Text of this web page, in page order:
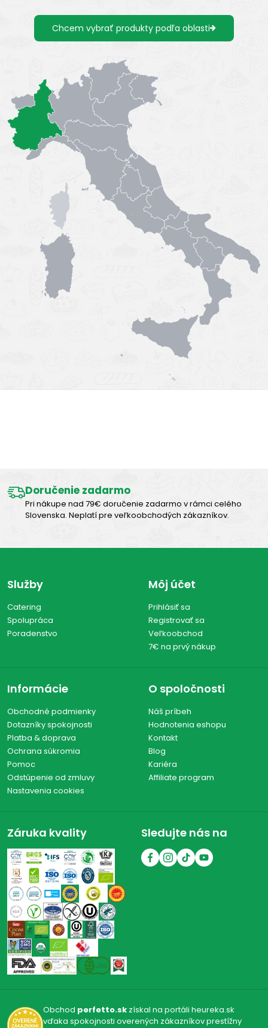
Chcem vybrať produkty podľa oblasti
Doručenie zadarmo
Pri nákupe nad 79€ doručenie zadarmo v rámci celého
Slovenska. Neplatí pre veľkoobchodých zákazníkov.
Služby
Catering
Spolupráca
Poradenstvo
Môj účet
Prihlásiť sa
Registrovať sa
Veľkoobchod
7€ na prvý nákup
Informácie
Obchodné podmienky
Dotazníky spokojnosti
Platba & doprava
Ochrana súkromia
Pomoc
Odstúpenie od zmluvy
Nastavenia cookies
O spoločnosti
Náš príbeh
Hodnotenia eshopu
Kontakt
Blog
Kariéra
Affiliate program
Záruka kvality Sledujte nás na
Obchod perfetto.skzískal na portáli heureka.sk
vďaka spokojnosti overených zákazníkov prestížny